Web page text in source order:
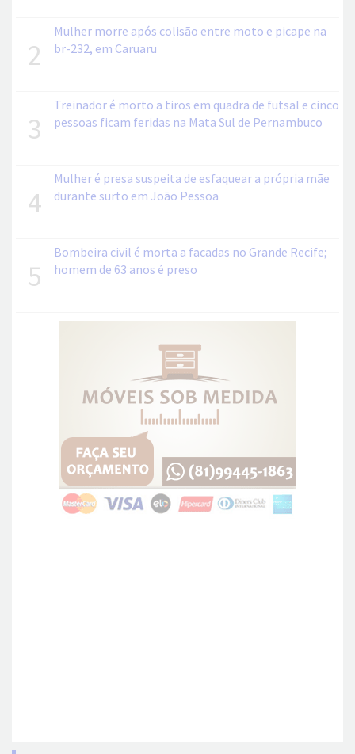
2
Mulher morre após colisão entre moto e picape na
br-232, em Caruaru
3
Treinador é morto a tiros em quadra de futsal e cinco
pessoas ficam feridas na Mata Sul de Pernambuco
4
Mulher é presa suspeita de esfaquear a própria mãe
durante surto em João Pessoa
5
Bombeira civil é morta a facadas no Grande Recife;
homem de 63 anos é preso